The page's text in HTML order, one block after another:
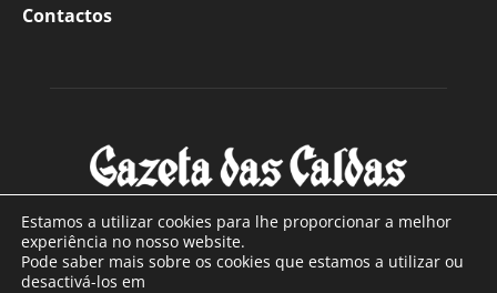
Contactos
SOBRE NÓS
Estamos a utilizar cookies para lhe proporcionar a melhor
experiência no nosso website.
Pode saber mais sobre os cookies que estamos a utilizar ou
desactivá-los em